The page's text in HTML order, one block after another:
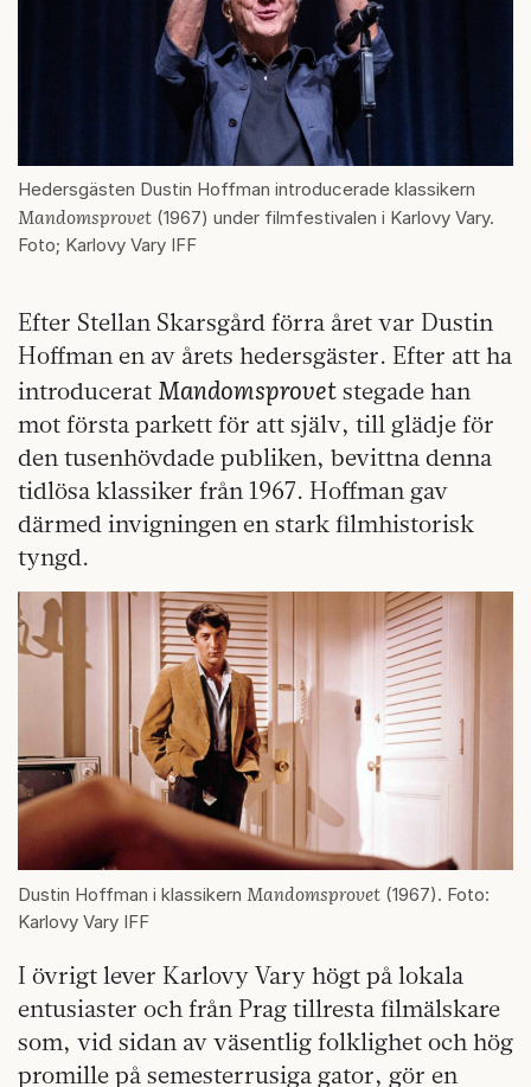
Hedersgästen Dustin Hoffman introducerade klassikern
Mandomsprovet (1967) under filmfestivalen i Karlovy Vary.
Foto; Karlovy Vary IFF
Efter Stellan Skarsgård förra året var Dustin
Hoffman en av årets hedersgäster. Efter att ha
introducerat Mandomsprovet stegade han
mot första parkett för att själv, till glädje för
den tusenhövdade publiken, bevittna denna
tidlösa klassiker från 1967. Hoffman gav
därmed invigningen en stark filmhistorisk
tyngd.
Dustin Hoffman i klassikern Mandomsprovet (1967). Foto:
Karlovy Vary IFF
I övrigt lever Karlovy Vary högt på lokala
entusiaster och från Prag tillresta filmälskare
som, vid sidan av väsentlig folklighet och hög
promille på semesterrusiga gator, gör en